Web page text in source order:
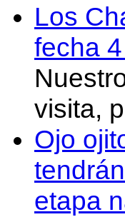
Los
fecha
visita,
Ojo
etapa